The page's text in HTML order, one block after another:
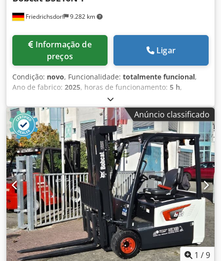
Friedrichsdorf 9.282 km
preços
Ligar
Condição: novo, Funcionalidade: totalmente funcional,
Ano de fabrico: 2025, horas de funcionamento: 5 h,
1.600 kg, altura de elevação:
mm, elevação livre:1.520 mm, tipo de combustível:
elétrico, tipo de mastro:triplex, altura de construção:
2.108 mm, comprimento do garfo: 1.150 mm
, peso em
vazio:1.340 kg, comprimento total:1.964 mm, tipo de
transmissão:Elektro, largura de construção: 820 mm,
Caminhão de paletes Centro de carga: 600 Largura do
garfo: 560 mm Tipo de mastro: Triplex Condição: Novo
Condição Técnica: Novo Tipo de pneus dianteiros:
poliuretano Condição dos pneus dianteiros: 80 - 100% Tipo
de pneus traseiros: poliuretano Condição dos pneus
traseiros: 80 - 100% Dsdpfxswi Acgs Ahqock Tensão da
bateria: 24V Bateria Ah: 150Ah Tipo de bateria: íon de lítio
Ano de fabricação da bateria: 2025 Status da bateria: 80 -
100% Curso inicial, curso livre completo, certificado CE,
Bateria de íons de lítio sem manutenção,
Anúncio classificado
1 /9